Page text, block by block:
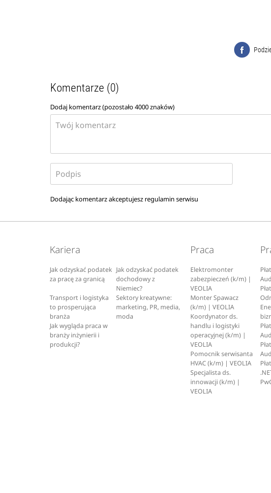
Komentarze (0)
Dodaj komentarz (pozostało4000znaków)
Dodając komentarz akceptujesz regulamin serwisu
Kariera
Jak odzyskać podatek
za pracę za granicą
Jak odzyskać podatek
dochodowy z
Niemiec?
Transport i logistyka
to prosperująca
branża
Sektory kreatywne:
marketing, PR, media,
moda
Jak wygląda praca w
branży inżynierii i
produkcji?
Praca
Elektromonter
zabezpieczeń (k/m) |
VEOLIA
Monter Spawacz
(k/m) | VEOLIA
Koordynator ds.
handlu i logistyki
operacyjnej (k/m) |
VEOLIA
Pomocnik serwisanta
HVAC (k/m) | VEOLIA
Specjalista ds.
innowacji (k/m) |
VEOLIA